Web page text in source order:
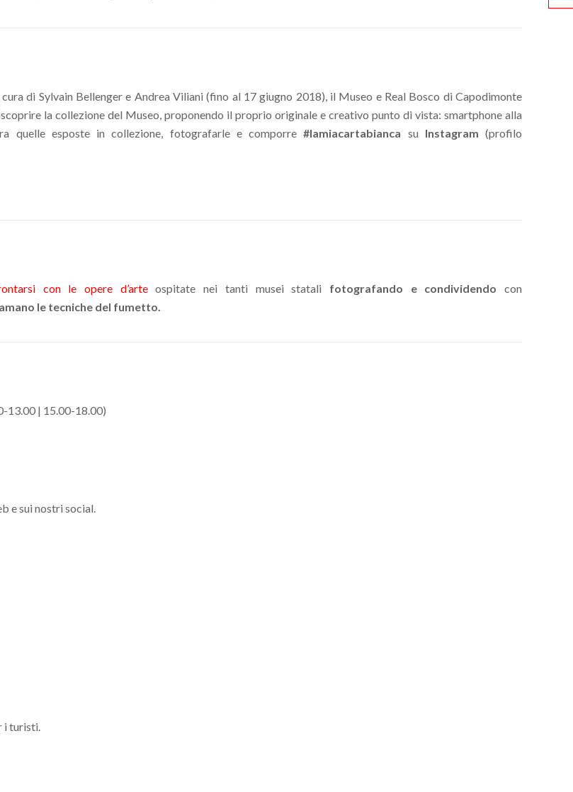
cura di Sylvain Bellenger e Andrea Viliani (fino al 17 giugno 2018), il Museo e Real Bosco di Capodimonte
la collezione del Museo, proponendo il proprio originale e creativo punto di vista: smartphone alla
quelle esposte in collezione, fotografarle e comporre#lamiacartabianca su Instagram (profilo
con le opere d’arteospitate nei tanti musei statali fotografando e condividendo con
le tecniche del fumetto.
13.00 | 15.00-18.00)
e sui nostri social.
i turisti.